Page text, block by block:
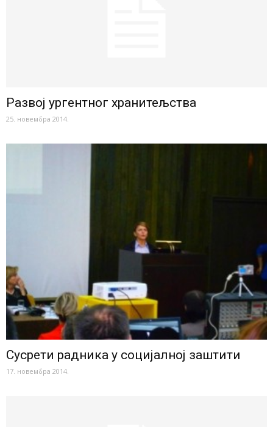
Развој ургентног хранитељства
25. новембра 2014.
Сусрети радника у социјалној заштити
17. новембра 2014.